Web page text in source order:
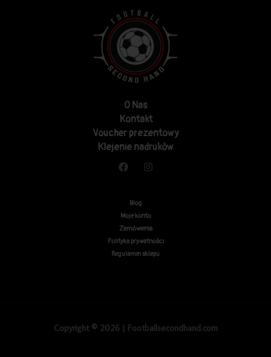
O Nas
Kontakt
Voucher prezentowy
Klejenie nadruków
Blog
Moje konto
Zamówienia
Polityka prywatności
Regulamin sklepu
Copyright © 2026 | Footballsecondhand.com